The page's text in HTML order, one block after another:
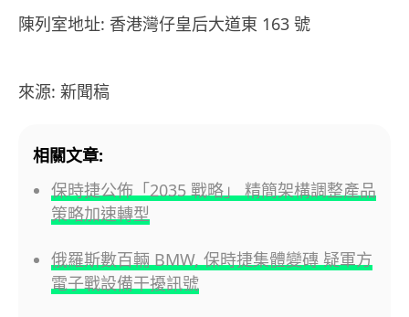
陳列室地址: 香港灣仔皇后大道東 163 號
來源: 新聞稿
相關文章:
保時捷公佈「2035 戰略」 精簡架構調整產品
策略加速轉型
俄羅斯數百輛 BMW, 保時捷集體變磚 疑軍方
電子戰設備干擾訊號